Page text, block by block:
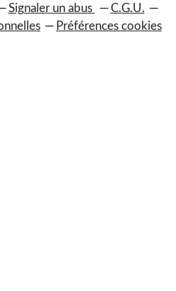
Signaler un abus
C.G.U.
Préférences cookies